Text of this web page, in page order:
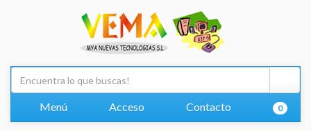
Menú Acceso Contacto 0